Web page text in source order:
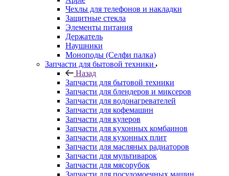
Чехлы для телефонов и накладки
Защитные стекла
Элементы питания
Держатель
Наушники
Моноподы (Селфи палка)
Запчасти для бытовой техники
Назад
Запчасти для бытовой техники
Запчасти для блендеров и миксеров
Запчасти для водонагревателей
Запчасти для кофемашин
Запчасти для кулеров
Запчасти для кухонных комбаинов
Запчасти для кухонных плит
Запчасти для масляных радиаторов
Запчасти для мультиварок
Запчасти для мясорубок
Запчасти для посудомоечных машин